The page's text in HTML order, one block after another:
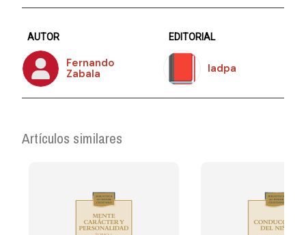
AUTOR
Fernando
Zabala
EDITORIAL
Iadpa
Artículos similares